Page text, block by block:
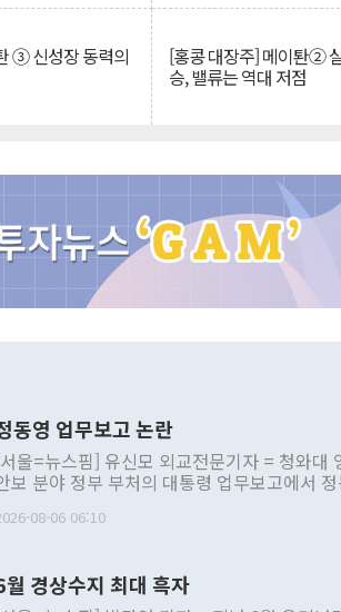
③ 신성장 동력의 [홍콩 대장주] 메이퇀②
승, 밸류는 역대 저점
동영 업무보고 논란
울=뉴스핌] 유신모 외교전문기자 = 청와대
보 분야 정부 부처의 대통령 업무보고에서
언 중에는 정부 내 조율을 거치지 않은 사안
의적 희망에 근거한 비현실적 구상'이라는 비
08-06 06:10
월 경상수지 최대 흑자